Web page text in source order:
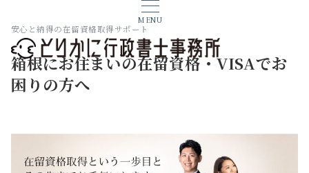
MENU
安心と納得の在留資格取得サポート
箱根にお住まいの在留資格・VISAでお
困りの方へ